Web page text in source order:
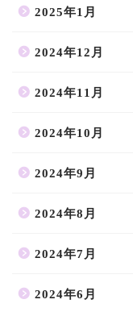
2025年1月
2024年12月
2024年11月
2024年10月
2024年9月
2024年8月
2024年7月
2024年6月